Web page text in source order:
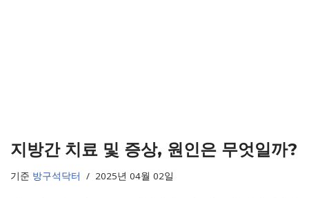
지방간 치료 및 증상, 원인은 무엇일까?
기준 방구석닥터 2025년 04월 02일